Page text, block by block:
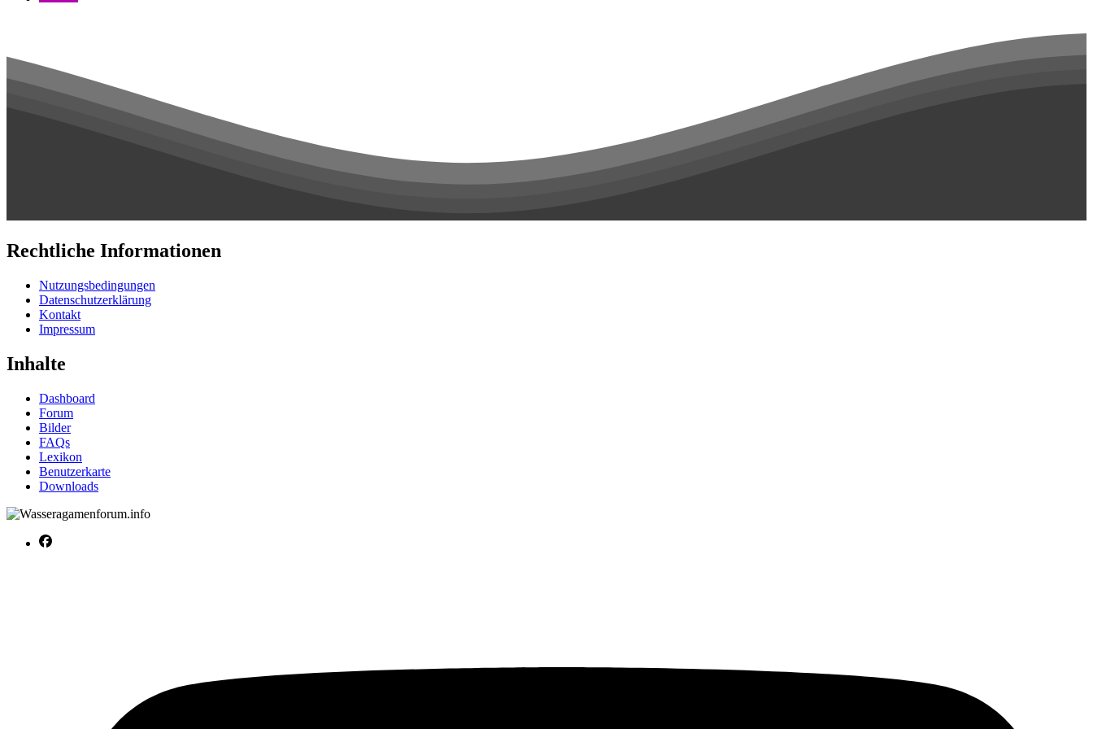
Rechtliche Informationen
Nutzungsbedingungen
Datenschutzerklärung
Kontakt
Impressum
Inhalte
Dashboard
Forum
Bilder
FAQs
Lexikon
Benutzerkarte
Downloads